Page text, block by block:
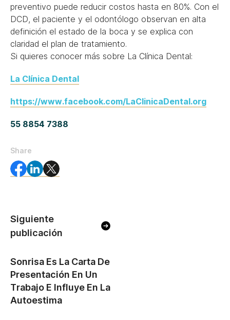
preventivo puede reducir costos hasta en 80%. Con el
DCD, el paciente y el odontólogo observan en alta
definición el estado de la boca y se explica con
claridad el plan de tratamiento.
Si quieres conocer más sobre La Clínica Dental:
La Clínica Dental
https://www.facebook.com/LaClinicaDental.org
55 8854 7388
Share
Siguiente
publicación
Sonrisa Es La Carta De
Presentación En Un
Trabajo E Influye En La
Autoestima